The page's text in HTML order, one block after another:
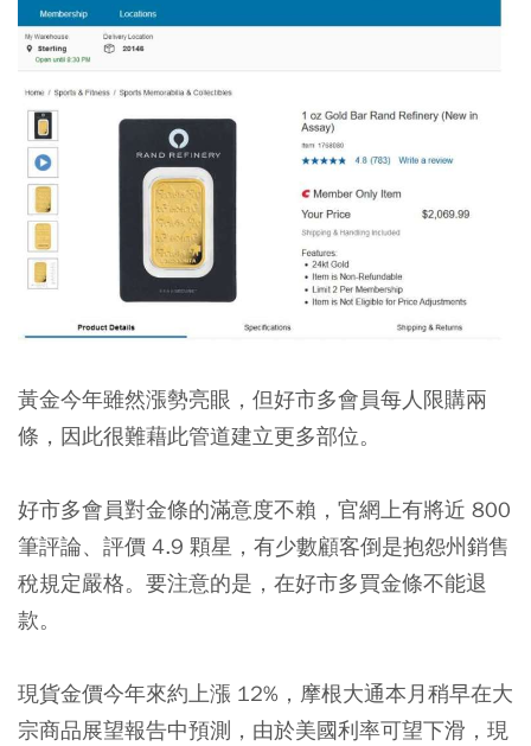
黃金今年雖然漲勢亮眼，但好市多會員每人限購兩
條，因此很難藉此管道建立更多部位。
好市多會員對金條的滿意度不賴，官網上有將近 800
筆評論、評價 4.9 顆星，有少數顧客倒是抱怨州銷售
稅規定嚴格。要注意的是，在好市多買金條不能退
款。
現貨金價今年來約上漲 12%，摩根大通本月稍早在大
宗商品展望報告中預測，由於美國利率可望下滑，現